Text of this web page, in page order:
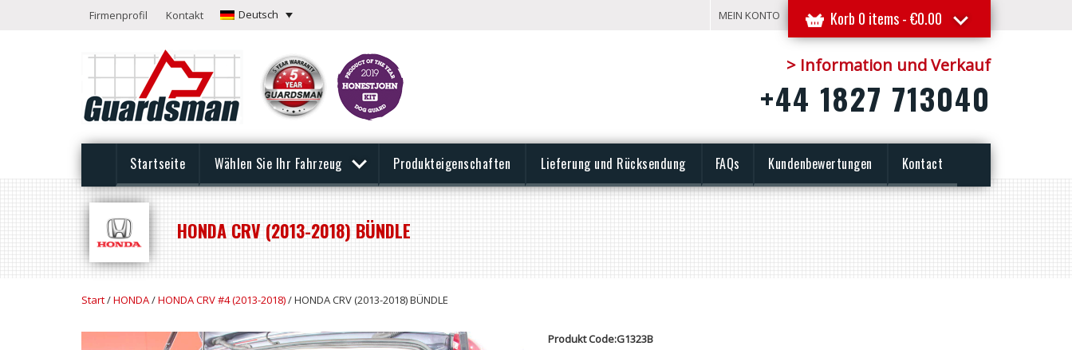
Firmenprofil Kontakt Deutsch Korb 0 items -€0.00
MEIN KONTO
> Information und Verkauf
+44 1827 713040
Startseite Wählen Sie Ihr Fahrzeug Produkteigenschaften Lieferung und Rücksendung FAQs Kundenbewertungen Kontact
HONDA CRV (2013-2018) BÜNDLE
Start/HONDA/HONDA CRV #4 (2013-2018)/ HONDA CRV (2013-2018) BÜNDLE
Produkt Code:G1323B